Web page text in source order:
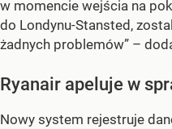
w momencie wejścia na
do Londynu-Stansted,
żadnych problemów” –
Ryanair apeluje w
Nowy system rejestruje